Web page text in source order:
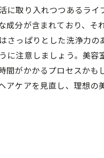
に取り入れつつあるラ
成分が含まれており、
さっぱりとした洗浄力
に注意しましょう。美
間がかかるプロセスか
アケアを見直し、理想の